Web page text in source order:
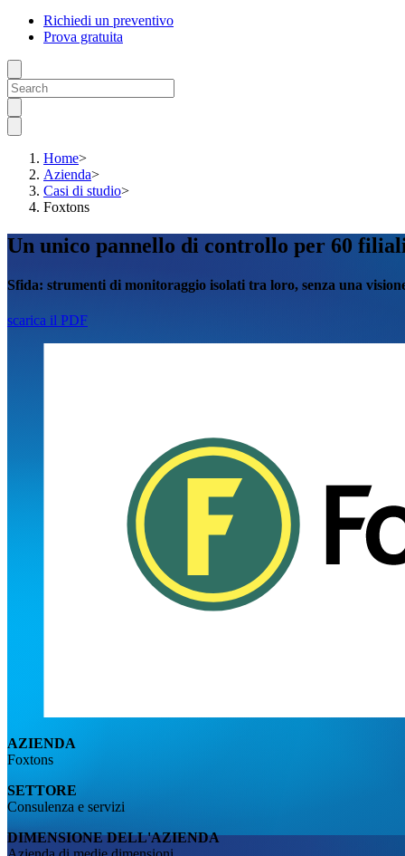
Richiedi un preventivo
Prova gratuita
Home>
Azienda>
Casi di studio>
Foxtons
Un unico pannello di controllo per 60
Sfida: strumenti di monitoraggio isolati tra loro, senza una
scarica il PDF
AZIENDA
Foxtons
SETTORE
Consulenza e servizi
DIMENSIONE DELL'AZIENDA